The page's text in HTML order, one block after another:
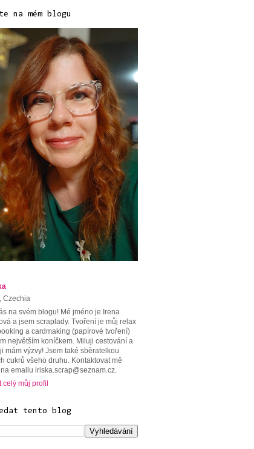
na mém blogu
Czechia
na svém blogu! Mé jméno je Irena
a jsem scraplady. Tvoření je můj relax
a cardmaking (papírové tvoření)
největším koníčkem. Miluji cestování a
mám výzvy! Jsem také sběratelkou
cukrů všeho druhu. Kontaktovat mě
emailu iriska.scrap@seznam.cz.
celý můj profil
tento blog